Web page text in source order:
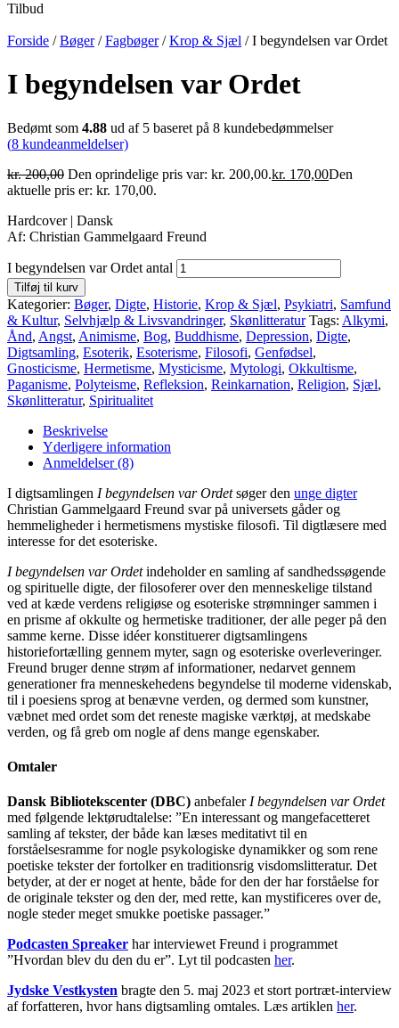
Tilbud
Forside /Bøger/Fagbøger/Krop & Sjæl / I begyndelsen var Ordet
I begyndelsen var Ordet
Bedømt som 4.88 ud af 5 baseret på 8 kundebedømmelser
(8 kundeanmeldelser)
kr.200,00 Den oprindelige pris var: kr. 200,00.kr. 170,00Den
aktuelle pris er: kr. 170,00.
Hardcover | Dansk
Af: Christian Gammelgaard Freund
I begyndelsen var Ordet antal
Tilføj til kurv
Kategorier: Bøger, Digte, Historie, Krop & Sjæl, Psykiatri, Samfund
& Kultur, Selvhjælp & Livsvandringer, Skønlitteratur Tags: Alkymi,
Ånd, Angst, Animisme, Bog, Buddhisme, Depression, Digte,
Digtsamling, Esoterik, Esoterisme, Filosofi, Genfødsel,
Gnosticisme, Hermetisme, Mysticisme, Mytologi, Okkultisme,
Paganisme, Polyteisme, Refleksion, Reinkarnation, Religion, Sjæl,
Skønlitteratur, Spiritualitet
Beskrivelse
Yderligere information
Anmeldelser (8)
I digtsamlingen I begyndelsen var Ordetsøger den unge digter
Christian Gammelgaard Freund svar på universets gåder og
hemmeligheder i hermetismens mystiske filosofi. Til digtlæsere med
interesse for det esoteriske.
I begyndelsen var Ordetindeholder en samling af sandhedssøgende
og spirituelle digte, der filosoferer over den menneskelige tilstand
ved at kæde verdens religiøse og esoteriske strømninger sammen i
en prisme af okkulte og hermetiske traditioner, der alle peger på den
samme kerne. Disse idéer konstituerer digtsamlingens
historiefortælling gennem myter, sagn og esoteriske overleveringer.
Freund bruger denne strøm af informationer, nedarvet gennem
generationer fra menneskehedens begyndelse til moderne videnskab,
til i poesiens sprog at benævne verden, og dermed som kunstner,
væbnet med ordet som det reneste magiske værktøj, at medskabe
verden, og få greb om nogle af dens mange egenskaber.
Omtaler
Dansk Bibliotekscenter (DBC) anbefalerI begyndelsen var Ordet
med følgende lektørudtalelse: ”En interessant og mangefacetteret
samling af tekster, der både kan læses meditativt til en
forståelsesramme for nogle psykologiske dynamikker og som rene
poetiske tekster der fortolker en traditionsrig visdomslitteratur. Det
betyder, at der er noget at hente, både for den der har forståelse for
de originale tekster og den der, med rette, kan mystificeres over de,
nogle steder meget smukke poetiske passager.”
Podcasten Spreaker har interviewet Freund i programmet
”Hvordan blev du den du er”. Lyt til podcasten her.
Jydske Vestkysten bragte den 5. maj 2023 et stort portræt-interview
af forfatteren, hvor hans digtsamling omtales. Læs artiklen her.